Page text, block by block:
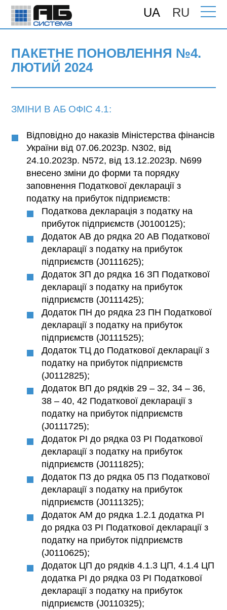
UA RU
Головна>Підтримка>Поновлення>
ПАКЕТНЕ ПОНОВЛЕННЯ №4.
ЛЮТИЙ 2024
ЗМІНИ В АБ ОФІС 4.1:
Відповідно до наказів Міністерства фінансів
України від 07.06.2023р. N302, від
24.10.2023р. N572, від 13.12.2023р. N699
внесено зміни до форми та порядку
заповнення Податкової декларації з
податку на прибуток підприємств:
Податкова декларація з податку на
прибуток підприємств (J0100125);
Додаток АВ до рядка 20 АВ Податкової
декларації з податку на прибуток
підприємств (J0111625);
Додаток ЗП до рядка 16 ЗП Податкової
декларації з податку на прибуток
підприємств (J0111425);
Додаток ПН до рядка 23 ПН Податкової
декларації з податку на прибуток
підприємств (J0111525);
Додаток ТЦ до Податкової декларації з
податку на прибуток підприємств
(J0112825);
Додаток ВП до рядків 29 – 32, 34 – 36,
38 – 40, 42 Податкової декларації з
податку на прибуток підприємств
(J0111725);
Додаток РІ до рядка 03 РІ Податкової
декларації з податку на прибуток
підприємств (J0111825);
Додаток ПЗ до рядка 05 ПЗ Податкової
декларації з податку на прибуток
підприємств (J0111325);
Додаток АМ до рядка 1.2.1 додатка РІ
до рядка 03 РІ Податкової декларації з
податку на прибуток підприємств
(J0110625);
Додаток ЦП до рядків 4.1.3 ЦП, 4.1.4 ЦП
додатка РІ до рядка 03 РІ Податкової
декларації з податку на прибуток
підприємств (J0110325);